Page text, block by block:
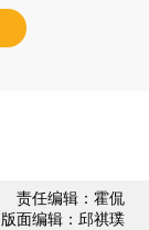
责任编辑：霍侃
版面编辑：邱祺璞